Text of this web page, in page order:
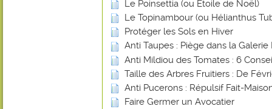
Le Poinsettia (ou Étoile de Noël)
Le Topinambour (ou Hélianthus
Protéger les Sols en Hiver
Anti Taupes : Piège dans la Galerie
Anti Mildiou des Tomates : 6
Taille des Arbres Fruitiers : De
Anti Pucerons : Répulsif Fait-
Faire Germer un Avocatier